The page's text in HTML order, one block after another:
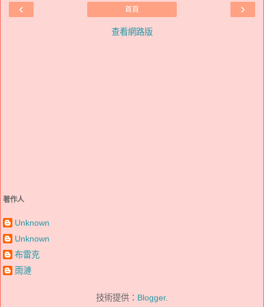
‹ ›
首頁
查看網路版
著作人
Unknown
Unknown
布雷克
雨漣
技術提供： Blogger.